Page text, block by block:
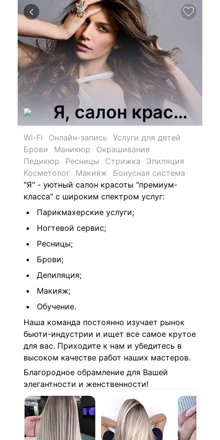
Я, салон красоты
Wi-Fi Онлайн-запись
Услуги для детей
Брови
Маникюр
Окрашивание
Педикюр
Ресницы Стрижка
Эпиляция
Косметолог
Макияж
Бонусная система
"Я" - уютный салон красоты "премиум-
класса" с широким спектром услуг:
Парикмахерские услуги;
Ногтевой сервис;
Ресницы;
Брови;
Депиляция;
Макияж;
Обучение.
Наша команда постоянно изучает рынок
бьюти-индустрии и ищет все самое крутое
для вас. Приходите к нам и убедитесь в
высоком качестве работ наших мастеров.
Благородное обрамление для Вашей
элегантности и женственности!